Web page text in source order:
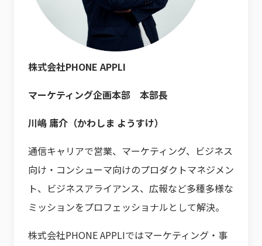
株式会社PHONE APPLI
マーケティング企画本部 本部長
川嶋 庸介（かわしま ようすけ）
通信キャリアで営業、マーケティング、ビジネス
向け・コンシューマ向けのプロダクトマネジメン
ト、ビジネスアライアンス、広報など多種多様な
ミッションをプロフェッショナルとして解決。
株式会社PHONE APPLIではマーケティング・事